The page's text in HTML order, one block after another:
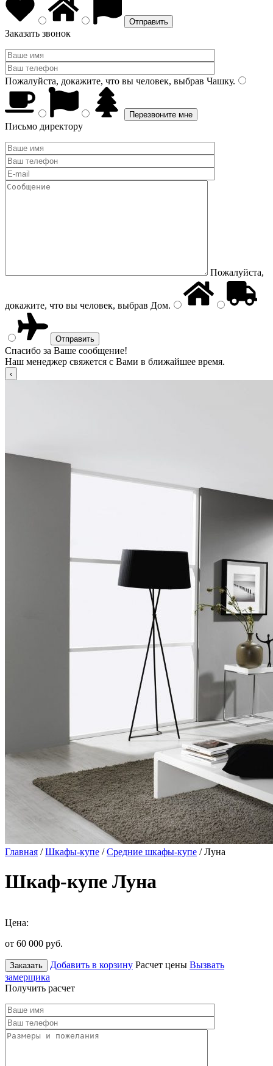
Заказать звонок
Пожалуйста, докажите, что вы человек, выбрав Чашку.
Письмо директору
Пожалуйста,
докажите, что вы человек, выбрав Дом.
Спасибо за Ваше сообщение!
Наш менеджер свяжется с Вами в ближайшее время.
Главная /Шкафы-купе /Средние шкафы-купе / Луна
Шкаф-купе Луна
Цена:
от 60 000 руб.
Заказать Добавить в корзину Расчет цены Вызвать
замерщика
Получить расчет